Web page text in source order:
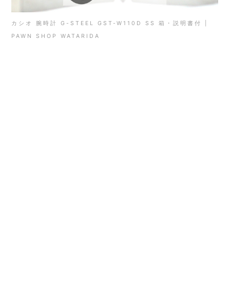
カシオ 腕時計 G-STEEL GST-W110D SS 箱・説明書付 |
PAWN SHOP WATARIDA